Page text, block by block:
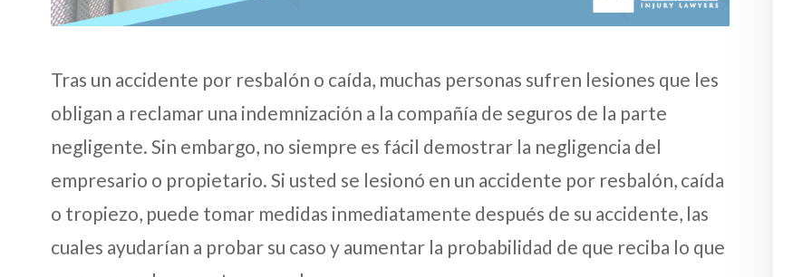
Tras un accidente por resbalón o caída, muchas personas sufren lesiones que les
obligan a reclamar una indemnización a la compañía de seguros de la parte
negligente. Sin embargo, no siempre es fácil demostrar la negligencia del
empresario o propietario. Si usted se lesionó en un accidente por resbalón, caída
o tropiezo, puede tomar medidas inmediatamente después de su accidente, las
cuales ayudarían a probar su caso y aumentar la probabilidad de que reciba lo que